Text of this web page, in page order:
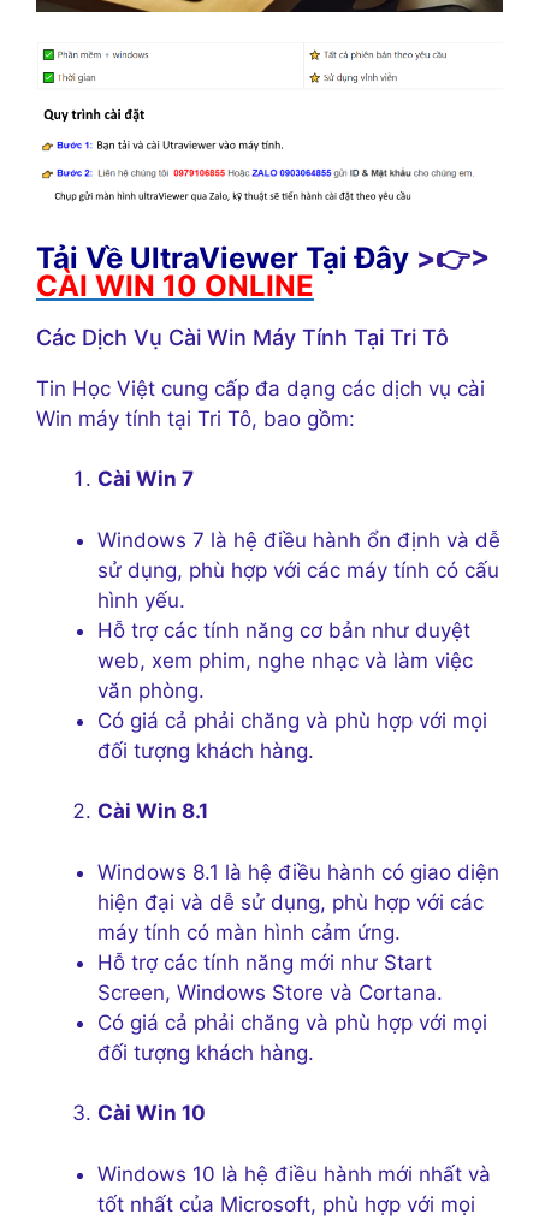
Tải Về UltraViewer Tại Đây >👉>
CÀI WIN 10 ONLINE
Các Dịch Vụ Cài Win Máy Tính Tại Tri Tô
Tin Học Việt cung cấp đa dạng các dịch vụ cài
Win máy tính tại Tri Tô, bao gồm:
Cài Win 7
Windows 7 là hệ điều hành ổn định và dễ
sử dụng, phù hợp với các máy tính có cấu
hình yếu.
Hỗ trợ các tính năng cơ bản như duyệt
web, xem phim, nghe nhạc và làm việc
văn phòng.
Có giá cả phải chăng và phù hợp với mọi
đối tượng khách hàng.
Cài Win 8.1
Windows 8.1 là hệ điều hành có giao diện
hiện đại và dễ sử dụng, phù hợp với các
máy tính có màn hình cảm ứng.
Hỗ trợ các tính năng mới như Start
Screen, Windows Store và Cortana.
Có giá cả phải chăng và phù hợp với mọi
đối tượng khách hàng.
Cài Win 10
Windows 10 là hệ điều hành mới nhất và
tốt nhất của Microsoft, phù hợp với mọi